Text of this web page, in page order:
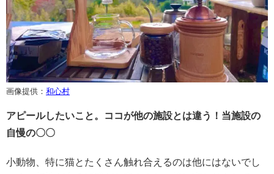
画像提供： 和心村
アピールしたいこと。ココが他の施設とは違う！当施設の
自慢の〇〇
小動物、特に猫とたくさん触れ合えるのは他にはないでし